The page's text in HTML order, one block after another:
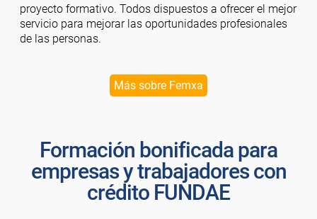
proyecto formativo. Todos dispuestos a ofrecer el mejor
servicio para mejorar las oportunidades profesionales
de las personas.
Más sobre Femxa
Formación bonificada para
empresas y trabajadores con
crédito FUNDAE